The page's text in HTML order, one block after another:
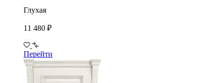
Глухая
11 480 ₽
Перейти